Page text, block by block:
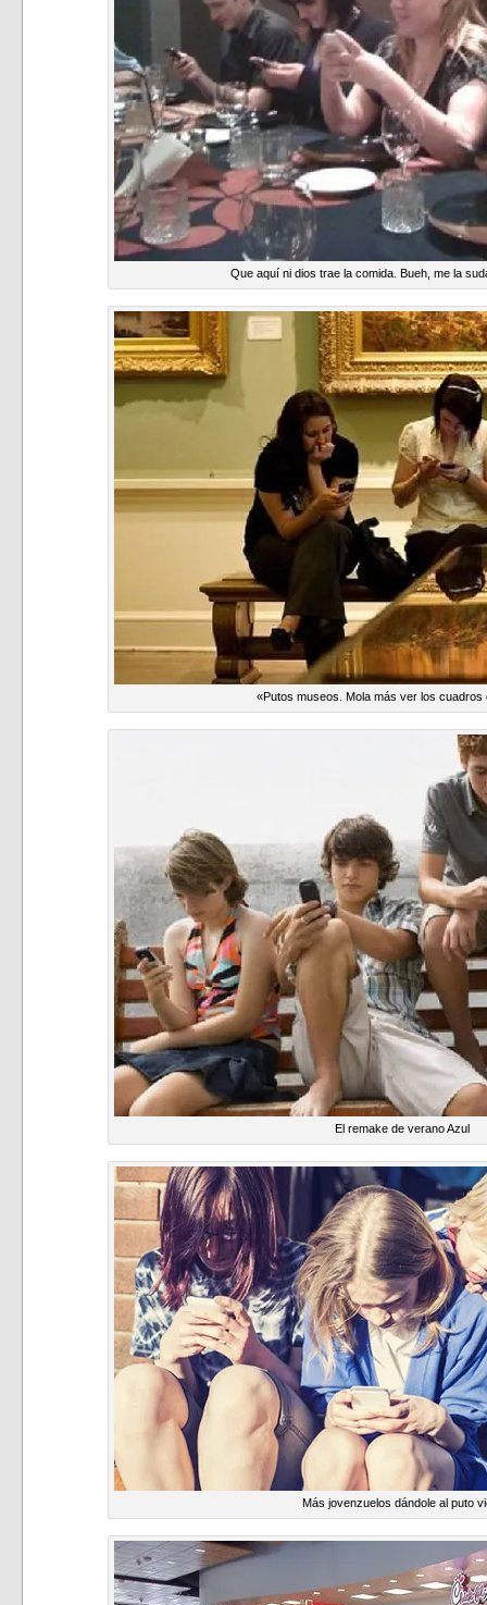
Que aquí ni dios trae la comida. Bueh, me la
«Putos museos. Mola más ver los cuadros
El remake de verano Azul
Más jovenzuelos dándole al puto